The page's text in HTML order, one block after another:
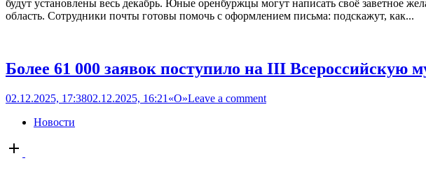
будут установлены весь декабрь. Юные оренбуржцы могут написать своё заветное
область. Сотрудники почты готовы помочь с оформлением письма: подскажут, как...
Более 61 000 заявок поступило на III
02.12.2025, 17:3802.12.2025, 16:21 «О»Leave a comment
Новости
Open
post